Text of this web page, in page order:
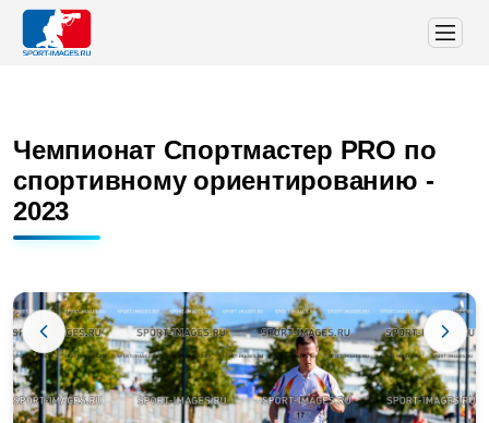
Чемпионат Спортмастер PRO по
спортивному ориентированию -
2023